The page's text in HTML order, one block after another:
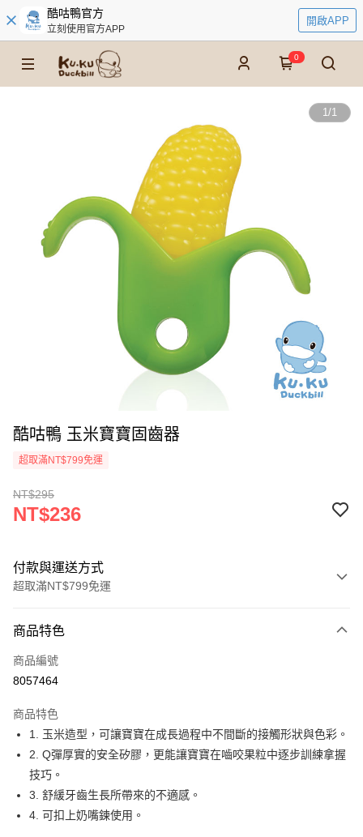
酷咕鴨官方
立刻使用官方APP
開啟APP
0
1/1
酷咕鴨 玉米寶寶固齒器
超取滿NT$799免運
NT$295
NT$236
付款與運送方式
超取滿NT$799免運
信用卡一次付款
信用卡分期付款
合作金庫商業銀行
華南商業銀行
彰化商業銀行
上海商業儲蓄銀行
台北富邦商業銀行
國泰世華商業銀行
臺灣中小企業銀行
匯豐（台灣）商業銀行
聯邦商業銀行
超商取貨付款
LINE Pay
Apple Pay
街口支付
商品特色
商品編號
8057464
商品特色
1. 玉米造型，可讓寶寶在成長過程中不間斷的接觸形狀與色彩。
2. Q彈厚實的安全矽膠，更能讓寶寶在嚙咬果粒中逐步訓練拿握
技巧。
3. 舒緩牙齒生長所帶來的不適感。
4. 可扣上奶嘴鍊使用。